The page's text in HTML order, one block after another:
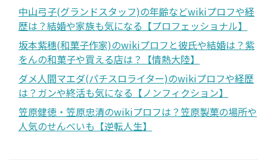
中山弓子(グランドスタッフ)の年齢などwikiプロフや経
歴は？結婚や家族も気になる【プロフェッショナル】
坂本紫穗(和菓子作家)のwikiプロフと彼氏や結婚は？紫
をんの和菓子や買える店は？【情熱大陸】
ダメ人間マエダ(パチスロライター)のwikiプロフや経歴
は？ガンや終活も気になる【ノンフィクション】
笠原健徳・笠原忠清のwikiプロフは？笠原製菓の場所や
人気のせんべいも【逆転人生】